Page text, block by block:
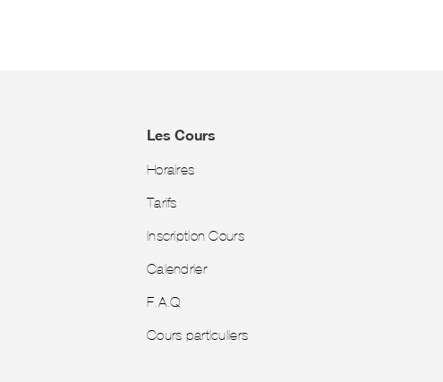
Les Cours
Horaires
Tarifs
Inscription Cours
Calendrier
F.A.Q
Cours particuliers